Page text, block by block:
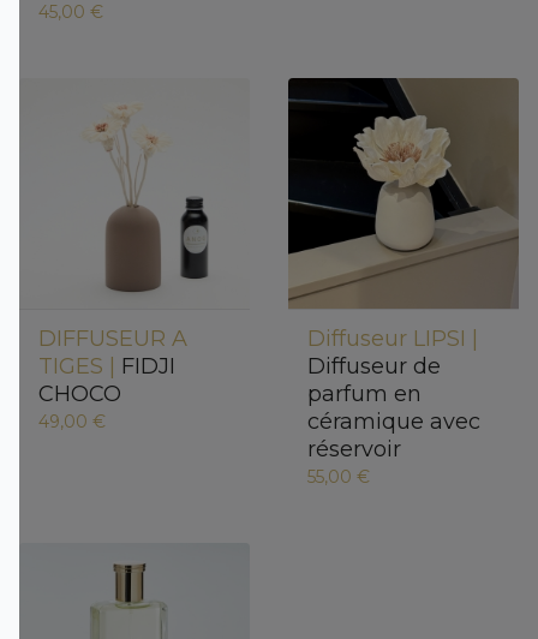
45,00 €
DIFFUSEUR A
TIGES | FIDJI
CHOCO
49,00 €
Diffuseur LIPSI |
Diffuseur de
parfum en
céramique avec
réservoir
55,00 €